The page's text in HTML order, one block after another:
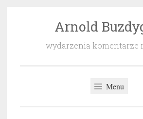
Arnold
wydarzenia komentarze
Menu